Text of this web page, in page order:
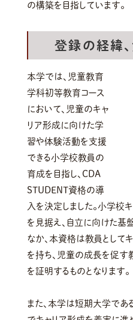
の構築を目指しています。
登録の経緯
本学では、児童教育
学科初等教育コース
において、児童のキャ
リア形成に向けた学
習や体験活動を支援
できる小学校教員の
育成を目指し、CDA
STUDENT資格の導
入を決定しました。小学校
を見据え、自立に向けた基
なか、本資格は教員として
を持ち、児童の成長を促
を証明するものとなります。
また、本学は短期大学であ